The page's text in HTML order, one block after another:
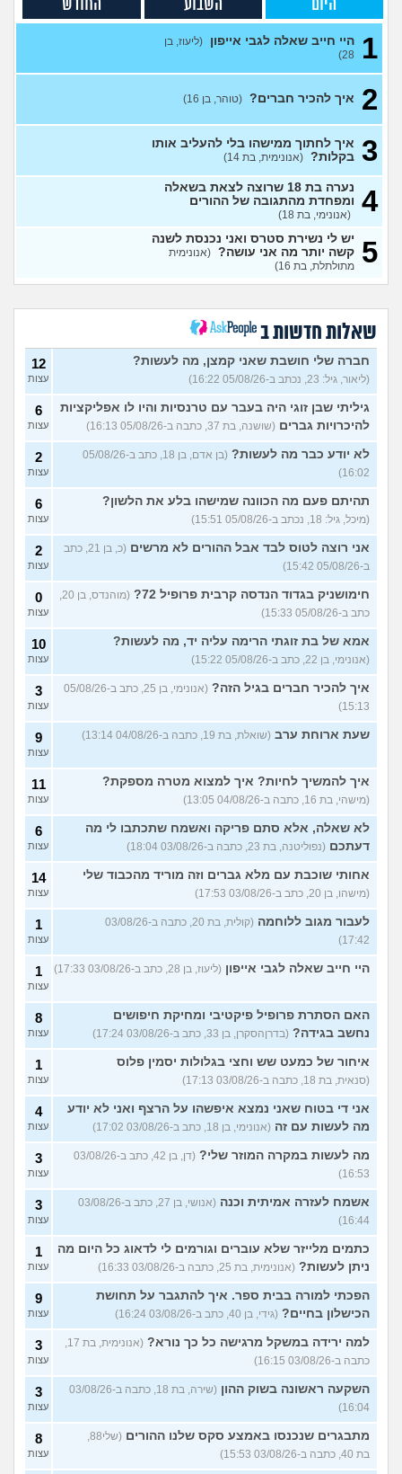
בת 16, והשיער שלי ממש נושר
ואני לא יודעת מה לעשות?
(אליאנה, בת 16)
7
מה לעשות בנוגע לספר שלי?
(בדוי, בן 17)
אין לי על מה לדבר אני מרגישה
לא מעניינת
5
בקרת הורים בגלישה
(Rin, בת
17)
עצות
נשארתי לבד בעולם (ליאן, בת 13)
רוצה להיות מבין האנשים
היפים בעולם (היי, בן 20)
להפטר מרגשות אשם?
(מבולבלת בת 17, בת 17)
עצות
לומר להורים?
(אהרן, בן 16)
7
עצות
מתמטיקה בגרות ומגן
בת 17)
מתלבטת לגבי שנה הבאה 5
עצות
סדרת ילדות שאני לא מצליח
למצוא (יונתן, בן 18)
4
עצות
יש בנינו מתח אבל אני לא
(לחוצה, בת 16)
6
הברזתי לעצמי או שהצלתי את
הכבוד שלי? (כפיר, בן 14)
4
עוד שאלות חדשות במדור
היום השבוע החודש
1 היי חייב שאלה לגבי אייפון (ליעוז, בן
28)
2 איך להכיר חברים? (טוהר, בן 16)
3 איך לחתוך ממישהו בלי להעליב אותו
בקלות? (אנונימית, בת 14)
4
נערה בת 18 שרוצה לצאת בשאלה
ומפחדת מהתגובה של ההורים
(אנונימי, בת 18)
5
יש לי נשירת סטרס ואני נכנסת לשנה
קשה יותר מה אני עושה? (אנונימית
מתולתלת, בת 16)
שאלות חדשות ב
חברה שלי חושבת שאני קמצן, מה לעשות?
(ליאור, גיל: 23, נכתב ב-05/08/26 16:22)
12
עצות
גיליתי שבן זוגי היה בעבר עם טרנסיות והיו לו אפליקציות
להיכרויות גברים (שושנה, בת 37, כתבה ב-05/08/26 16:13)
6
עצות
לא יודע כבר מה לעשות?
(בן אדם, בן 18, כתב ב-05/08/26
16:02)
2
עצות
תהיתם פעם מה הכוונה שמישהו בלע את הלשון?
(מיכל, גיל: 18, נכתב ב-05/08/26 15:51)
6
עצות
אני רוצה לטוס לבד אבל ההורים לא מרשים
(כ, בן 21, כתב
ב-05/08/26 15:42)
2
עצות
חימושניק בגדוד הנדסה קרבית פרופיל 72?
כתב ב-05/08/26 15:33)
0
עצות
אמא של בת זוגתי הרימה עליה יד, מה לעשות?
(אנונימי, בן 22, כתב ב-05/08/26 15:22)
10
עצות
איך להכיר חברים בגיל הזה?
(אנונימי, בן 25, כתב ב-05/08/26
15:13)
3
עצות
שעת ארוחת ערב (שואלת, בת 19, כתבה ב-04/08/26 13:14) 9
עצות
איך להמשיך לחיות? איך למצוא מטרה מספקת?
(מישהי, בת 16, כתבה ב-04/08/26 13:05)
11
עצות
לא שאלה, אלא סתם פריקה ואשמח שתכתבו לי מה
דעתכם (נפוליטנה, בת 23, כתבה ב-03/08/26 18:04)
6
עצות
אחותי שוכבת עם מלא גברים וזה מוריד מהכבוד שלי
(מישהו, בן 20, כתב ב-03/08/26 17:53)
14
עצות
לעבור מגוב ללוחמה
(קולית, בת 20, כתבה ב-03/08/26
17:42)
1
עצות
היי חייב שאלה לגבי אייפון (ליעוז, בן 28, כתב ב-03/08/26 17:33) 1
עצות
האם הסתרת פרופיל פיקטיבי ומחיקת חיפושים
נחשב בגידה? (בדרןהסקרן, בן 33, כתב ב-03/08/26 17:24)
8
עצות
איחור של כמעט שש וחצי בגלולות יסמין פלוס
(סנאית, בת 18, כתבה ב-03/08/26 17:13)
1
עצות
אני די בטוח שאני נמצא איפשהו על הרצף ואני לא יודע
מה לעשות עם זה (אנונימי, בן 18, כתב ב-03/08/26 17:02)
4
עצות
מה לעשות במקרה המוזר שלי?
(דן, בן 42, כתב ב-03/08/26
16:53)
3
עצות
אשמח לעזרה אמיתית וכנה
(אנושי, בן 27, כתב ב-03/08/26
16:44)
3
עצות
כתמים מלייזר שלא עוברים וגורמים לי לדאוג כל היום מה
ניתן לעשות? (אנונימית, בת 25, כתבה ב-03/08/26 16:33)
1
עצות
הפכתי למורה בבית ספר. איך להתגבר על תחושת
הכישלון בחיים? (גידי, בן 40, כתב ב-03/08/26 16:24)
9
עצות
למה ירידה במשקל מרגישה כל כך נורא?
כתבה ב-03/08/26 16:15)
3
עצות
השקעה ראשונה בשוק ההון
(שירה, בת 18, כתבה ב-03/08/26
16:04)
3
עצות
מתבגרים שנכנסו באמצע סקס שלנו ההורים
בת 40, כתבה ב-03/08/26 15:53)
8
עצות